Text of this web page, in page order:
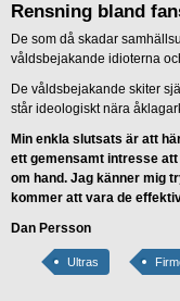
Rensning bland
De som då skadar
våldsbejakande idioterna
De våldsbejakande skiter
står ideologiskt nära
Min enkla slutsats är att
ett gemensamt intresse
om hand. Jag känner mig
kommer att vara de
Dan Persson
Ultras